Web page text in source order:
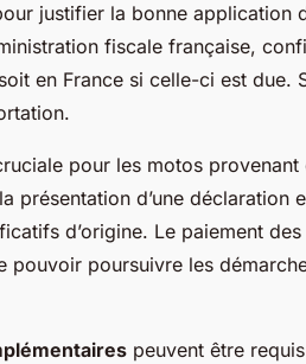
justifier la bonne application
fiscale française,
en France si celle-ci est due.
pour les motos provenant
présentation d’une déclaration
d’origine. Le paiement
pouvoir poursuivre les
peuvent être